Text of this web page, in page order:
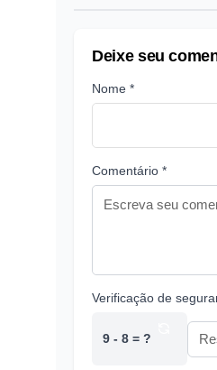
Deixe seu
Nome *
Comentário *
Verificação de
9 - 8 = ?